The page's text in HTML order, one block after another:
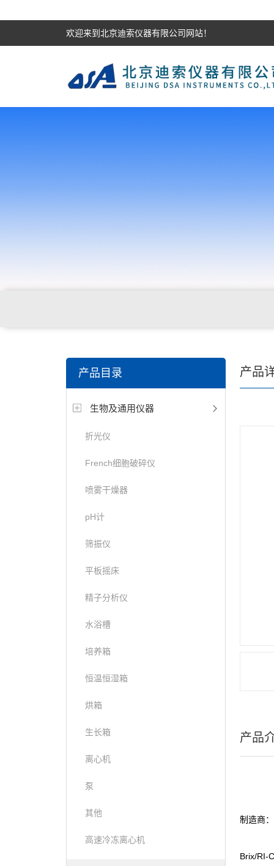
欢迎来到北京迪索仪器有限公司网站！
产品目录
生物及通用仪器
折光仪
French细胞破碎仪
喷雾干燥器
pH计
筛振仪
平板摇床
精子分析仪
水浴槽
培养箱
恒温恒湿箱
烘箱
生长箱
离心机
泵
其他
高速冷冻离心机
产品
产品
制造商
Brix/RI-